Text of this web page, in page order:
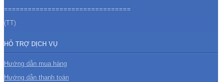
================================
(TT)
HỖ TRỢ DỊCH VỤ
Hướng dẫn mua hàng
Hướng dẫn thanh toán